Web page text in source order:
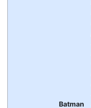
Batman